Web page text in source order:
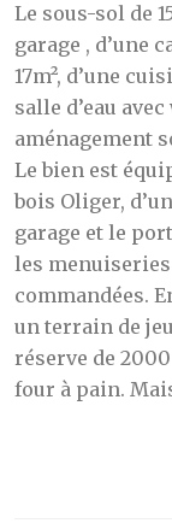
Le sous-sol de
garage , d’une
17m², d’une
salle d’eau
aménagement
Le bien est
bois Oliger,
garage et le
les
commandées.
un terrain de
réserve de
four à pain.